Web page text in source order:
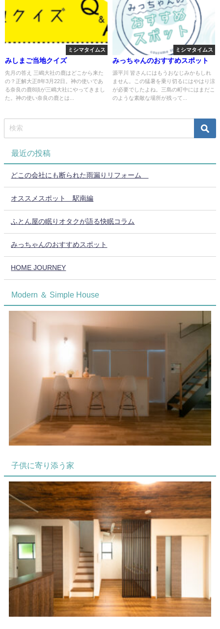
ミシマタイムス
みしまご当地クイズ
先月の答え 三嶋大社の鹿はどこから来た
の？正解大正8年3月22日。神の使いであ
る奈良の鹿8頭が三嶋大社にやってきまし
た。神の使い奈良の鹿とは...
ミシマタイムス
みっちゃんのおすすめスポット
源平川 皆さんにはもうおなじみかもしれ
ません。この猛暑を乗り切るにはやはり涼
が必要でしたよね。三島の町中にはまだこ
のような素敵な場所が残って...
最近の投稿
どこの会社にも断られた雨漏りリフォーム
オススメスポット 駅南編
ふとん屋の眠りオタクが語る快眠コラム
みっちゃんのおすすめスポット
HOME JOURNEY
Modern ＆ Simple House
子供に寄り添う家